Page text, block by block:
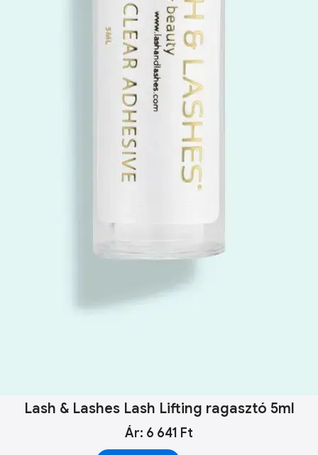
Lash & Lashes Lash Lifting ragasztó 5ml
Ár: 6 641 Ft